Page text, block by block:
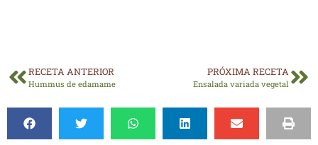
RECETA ANTERIOR
Hummus de edamame
PRÓXIMA RECETA
Ensalada variada vegetal